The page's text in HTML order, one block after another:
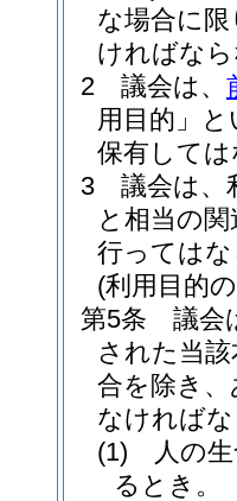
な場合に
ければな
2
議会は、
用目的」
保有して
3
議会は、
と相当の
行っては
(利用目的
第5条
議会
された当
合を除き
なければ
(1)
人の
るとき。